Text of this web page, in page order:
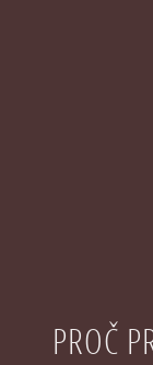
PROČ